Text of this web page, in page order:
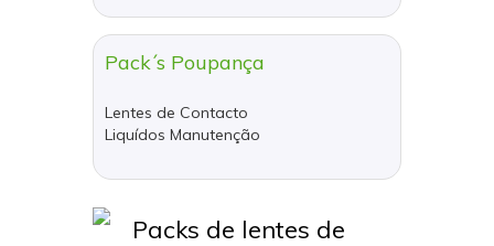
Pack´s Poupança
Lentes de Contacto
Liquídos Manutenção
Packs de lentes de